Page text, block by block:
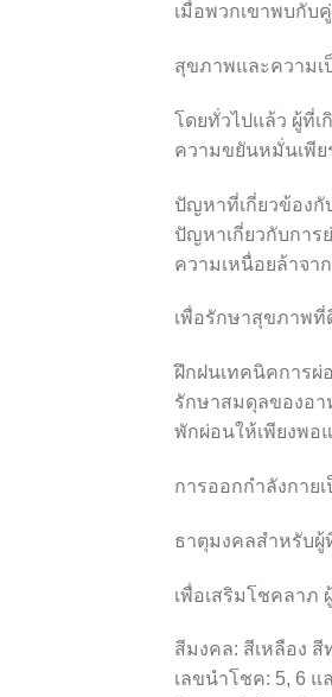
เมื่อพวกเขาพบกับ
สุขภาพและความเ
โดยทั่วไปแล้ว ผู้ที่
ความขยันหมั่นเพี
ปัญหาที่เกี่ยวข้องกั
ปัญหาเกี่ยวกับการ
ความเหนื่อยล้าจา
เพื่อรักษาสุขภาพที่
ฝึกฝนเทคนิคการผ่
รักษาสมดุลของอา
พักผ่อนให้เพียงพอ
การออกกำลังกาย
ธาตุมงคลสำหรับผู้
เพื่อเสริมโชคลาภ
สีมงคล: สีเหลือง สี
เลขนำโชค: 5, 6 แ